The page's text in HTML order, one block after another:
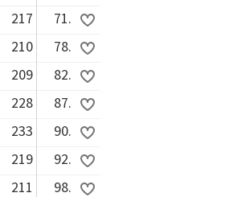
217
71.
210
78.
209
82.
228
87.
233
90.
219
92.
211
98.